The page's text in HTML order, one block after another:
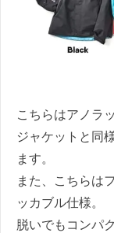
こちらはアノラ
ジャケットと同
ます。
また、こちらは
ッカブル仕様。
脱いでもコンパ